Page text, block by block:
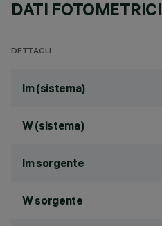
DATI FOTOMETRICI
DETTAGLI
lm (sistema)
W (sistema)
lm sorgente
W sorgente